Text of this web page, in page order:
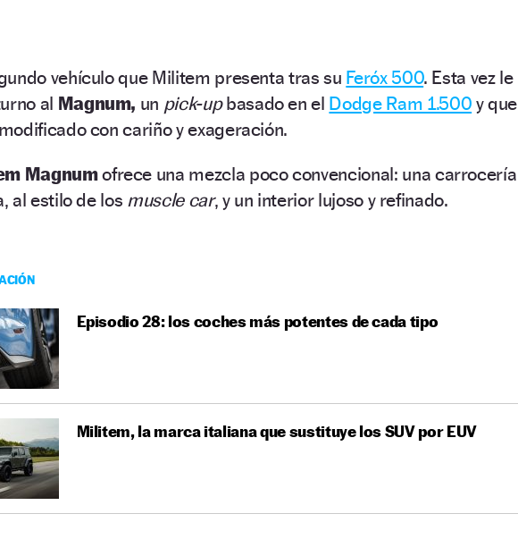
vehículo que Militem presenta tras su Feróx 500. Esta vez le
al Magnum, un pick-upbasado en el Dodge Ram 1.500 y que
con cariño y exageración.
Magnumofrece una mezcla poco convencional: una carrocería
al estilo de los muscle car, y un interior lujoso y refinado.
Episodio 28: los coches más potentes de cada tipo
Militem, la marca italiana que sustituye los SUV por EUV